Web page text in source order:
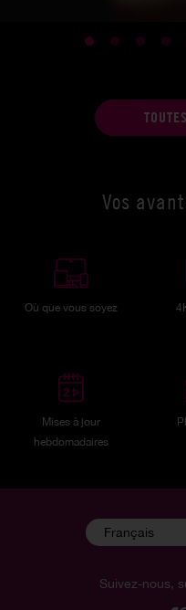
Vos
Où que vous soyez
Mises à jour
hebdomadaires
Suivez-nous,
Français